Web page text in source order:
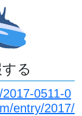
る
0511-0
entry/2017/